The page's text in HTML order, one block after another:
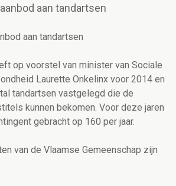
aan tandartsen
aan tandartsen
op voorstel van minister van Sociale
Laurette Onkelinx voor 2014 en
tandartsen vastgelegd die de
kunnen bekomen. Voor deze jaren
gebracht op 160 per jaar.
van de Vlaamse Gemeenschap zijn